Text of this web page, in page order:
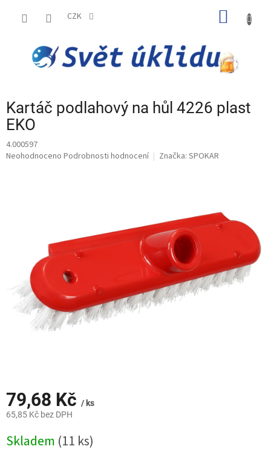
CZK
Kartáč podlahový na hůl 4226 plast
EKO
4.000597
Průměrné
Neohodnoceno Podrobnosti hodnocení Značka: SPOKAR
79,68 Kč / ks
65,85 Kč bez DPH
cena:
Skladem (11 ks)